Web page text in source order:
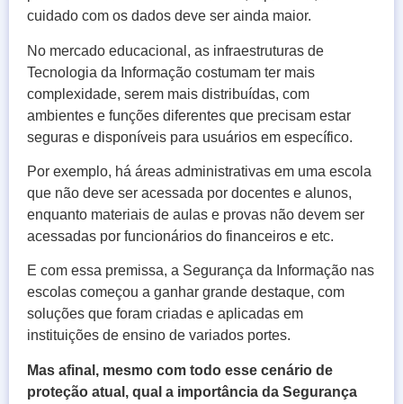
cuidado com os dados deve ser ainda maior.
No mercado educacional, as infraestruturas de
Tecnologia da Informação costumam ter mais
complexidade, serem mais distribuídas, com
ambientes e funções diferentes que precisam estar
seguras e disponíveis para usuários em específico.
Por exemplo, há áreas administrativas em uma escola
que não deve ser acessada por docentes e alunos,
enquanto materiais de aulas e provas não devem ser
acessadas por funcionários do financeiros e etc.
E com essa premissa, a Segurança da Informação nas
escolas começou a ganhar grande destaque, com
soluções que foram criadas e aplicadas em
instituições de ensino de variados portes.
Mas afinal, mesmo com todo esse cenário de
proteção atual, qual a importância da Segurança